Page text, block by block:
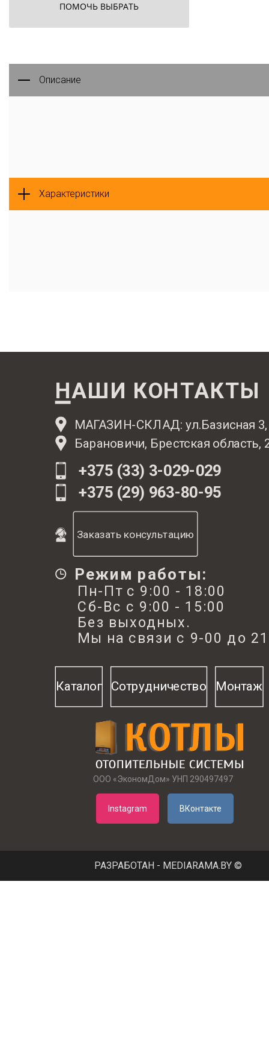
ПОМОЧЬ ВЫБРАТЬ
Описание
Характеристики
НАШИ КОНТАКТЫ
МАГАЗИН-СКЛАД: ул.Базисная 3,
Барановичи, Брестская область,
+375 (33) 3-029-029
+375 (29) 963-80-95
Заказать консультацию
Режим работы:
Пн-Пт с 9:00 - 18:00
Сб-Вс с 9:00 - 15:00
Без выходных.
Мы на связи с 9-00 до
Каталог Сотрудничество Монтаж
ООО «ЭкономДом» УНП 290497497
Instagram ВКонтакте
РАЗРАБОТАН - MEDIARAMA.BY ©